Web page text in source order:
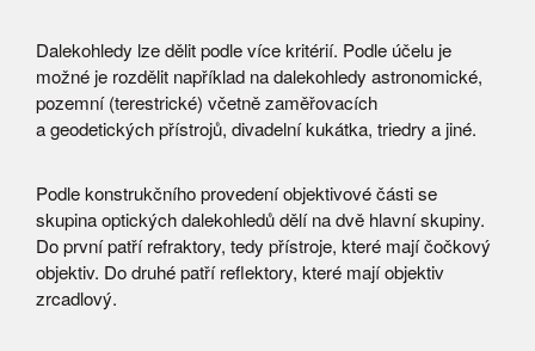
Dalekohledy lze dělit podle více kritérií. Podle účelu je
možné je rozdělit například na dalekohledy astronomické,
pozemní (terestrické) včetně zaměřovacích
a geodetických přístrojů, divadelní kukátka, triedry a jiné.
Podle konstrukčního provedení objektivové části se
skupina optických dalekohledů dělí na dvě hlavní skupiny.
Do první patří refraktory, tedy přístroje, které mají čočkový
objektiv. Do druhé patří reflektory, které mají objektiv
zrcadlový.